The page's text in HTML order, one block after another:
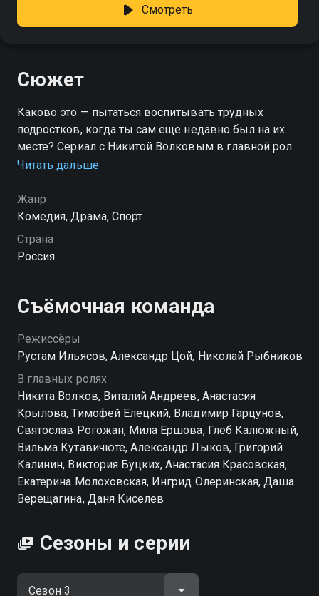
Смотреть
Сюжет
Каково это — пытаться воспитывать трудных
подростков, когда ты сам еще недавно был на их
месте? Сериал с Никитой Волковым в главной роли.
Антон Ковалев был капитаном сборной России, пока
футбольной карьере. После пьяного нападения на
человека и двух лет в тюрьме бывший футболист
не может найти работу. На помощь приходит его
бывший наставник. Он приглашает Антона взять на
Ковалев вынужден согласиться, ведь ему больше
некуда идти. Однако он не осознает, что теперь ему
придется разбираться в подростковых
переживаниях, терпеть выходки подопечных и
олимпиада... Справится ли бывший дебошир с
доверенной ему «школотой»?
Посмотреть онлайн 3 сезон сериала Трудные
подростки вы можете совершенно бесплатно в
хорошем HD качестве на Смотрёшке
Читать дальше
Жанр
Комедия, Драма, Спорт
Страна
Россия
Съёмочная команда
Режиссёры
Рустам Ильясов, Александр Цой, Николай Рыбников
В главных ролях
Никита Волков, Виталий Андреев, Анастасия
Крылова, Тимофей Елецкий, Владимир Гарцунов,
Святослав Рогожан, Мила Ершова, Глеб Калюжный,
Вильма Кутавичюте, Александр Лыков, Григорий
Калинин, Виктория Буцких, Анастасия Красовская,
Екатерина Молоховская, Ингрид Олеринская, Даша
Верещагина, Даня Киселев
Сезоны и серии